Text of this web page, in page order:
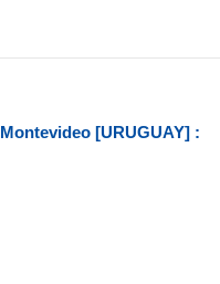
Montevideo [URUGUAY] :